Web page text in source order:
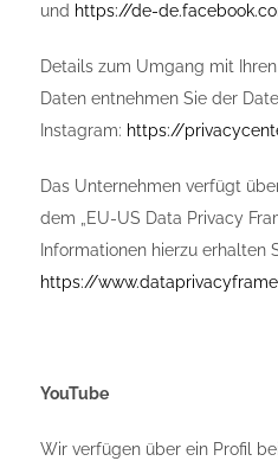
und https://de-
Details zum Umgang mit
Daten entnehmen Sie der
Instagram: https://
Das Unternehmen verfügt
dem „EU-US Data Privacy
Informationen hierzu erhalten
https://
YouTube
Wir verfügen über ein Profil